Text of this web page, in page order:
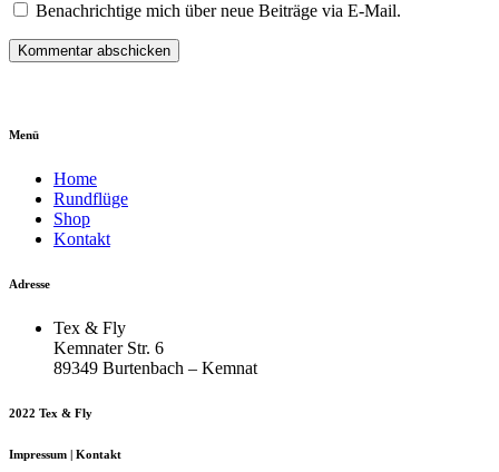
Benachrichtige mich über neue Beiträge via E-Mail.
Menü
Home
Rundflüge
Shop
Kontakt
Adresse
Tex & Fly
Kemnater Str. 6
89349 Burtenbach – Kemnat
2022 Tex & Fly
Impressum | Kontakt